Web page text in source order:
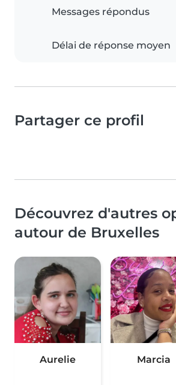
Messages répondus
Délai de réponse moyen
Partager ce profil
Découvrez d'autres
autour de Bruxelles
Aurelie Marcia